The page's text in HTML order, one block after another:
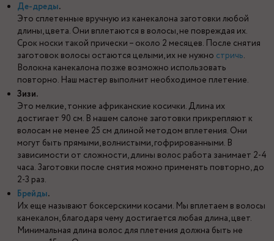
Де-дреды.
Это сплетенные вручную из канекалона заготовки любой
длины, цвета. Они вплетаются в волосы, не повреждая их.
Срок носки такой прически – около 2 месяцев. После снятия
заготовок волосы остаются целыми, их не нужно стричь.
Волокна канекалона позже возможно использовать
повторно. Наш мастер выполнит необходимое плетение.
Зизи.
Это мелкие, тонкие африканские косички. Длина их
достигает 90 см. В нашем салоне заготовки прикрепляют к
волосам не менее 25 см длиной методом вплетения. Они
могут быть прямыми, волнистыми, гофрированными. В
зависимости от сложности, длины волос работа занимает 2-4
часа. Заготовки после снятия можно применять повторно, до
2-3 раз.
Брейды.
Их еще называют боксерскими косами. Мы вплетаем в волосы
канекалон, благодаря чему достигается любая длина, цвет.
Минимальная длина волос для плетения должна быть не